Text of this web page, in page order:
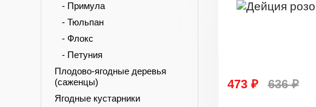
- Примула
- Тюльпан
- Флокс
- Петуния
Плодово-ягодные деревья
(саженцы)
Ягодные кустарники
473 ₽ 636 ₽